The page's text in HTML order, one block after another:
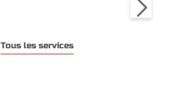
Tous les services